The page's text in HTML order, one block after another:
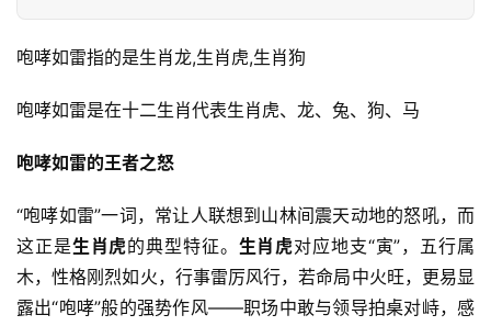
咆哮如雷指的是生肖龙,生肖虎,生肖狗
咆哮如雷是在十二生肖代表生肖虎、龙、兔、狗、马
咆哮如雷的王者之怒
“咆哮如雷”一词，常让人联想到山林间震天动地的怒吼，而
这正是生肖虎的典型特征。 生肖虎对应地支“寅”，五行属
木，性格刚烈如火，行事雷厉风行，若命局中火旺，更易显
露出“咆哮”般的强势作风——职场中敢与领导拍桌对峙，感